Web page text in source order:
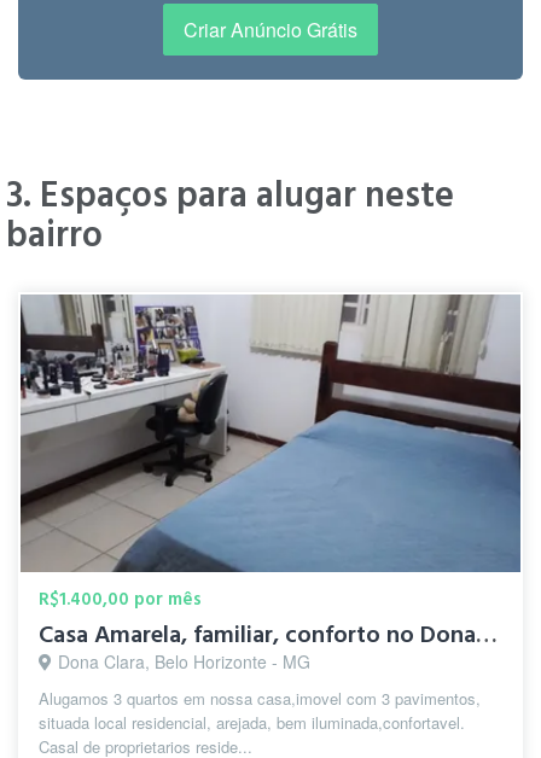
com comércio excelente nas avenidas
centrais, com lojas, restaurantes, etc...,
ótimo deslocamento por ônibus, metrô,
há 5
Criar Anúncio Grátis
3. Espaços para alugar neste
bairro
R$1.400,00 por mês
Casa Amarela, familiar, conforto no Dona Clara.
Dona Clara, Belo Horizonte - MG
Alugamos 3 quartos em nossa casa,imovel com 3 pavimentos,
situada local residencial, arejada, bem iluminada,confortavel.
Casal de proprietarios reside...